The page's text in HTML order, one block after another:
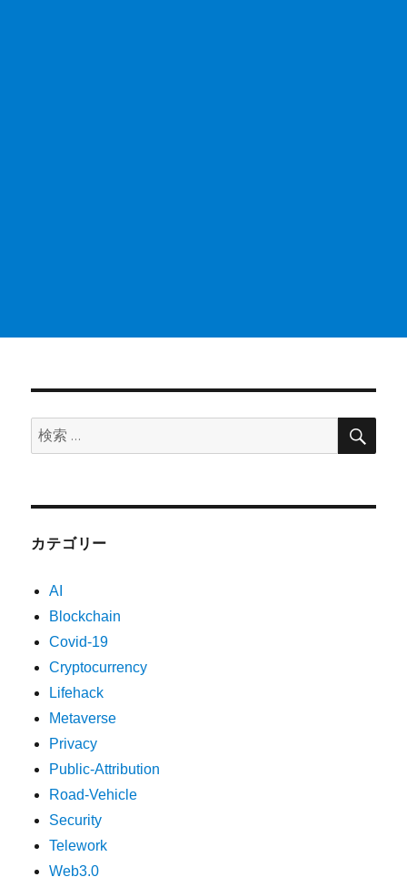
検
索:
検
カテゴリー
AI
Blockchain
Covid-19
Cryptocurrency
Lifehack
Metaverse
Privacy
Public-Attribution
Road-Vehicle
Security
Telework
Web3.0